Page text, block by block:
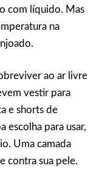
com líquido. Mas
na
ao ar livre
vestir para
e shorts de
escolha para usar,
Uma camada
contra sua pele.